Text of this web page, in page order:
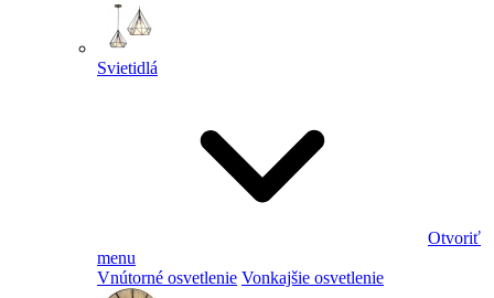
Svietidlá
Otvoriť
menu
Vnútorné osvetlenie Vonkajšie osvetlenie